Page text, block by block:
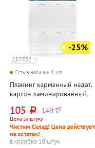
-25%
237751
Есть в наличии 1 шт.
Планинг карманный недат.
картон ламинированный,
64л, 170мм*95мм, матовый,
в твердом переплете,
цветной, белый блок
105 руб. 140 руб.
Цена за штуку
Чистим Склад! Цена действует
на остаток!
в коробке 10 штук